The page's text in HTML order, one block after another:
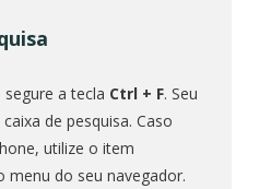
segure a tecla Ctrl + F. Seu
de pesquisa. Caso
utilize o item
menu do seu navegador.